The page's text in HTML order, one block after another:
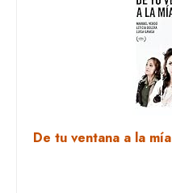
De tu ventana a la mía